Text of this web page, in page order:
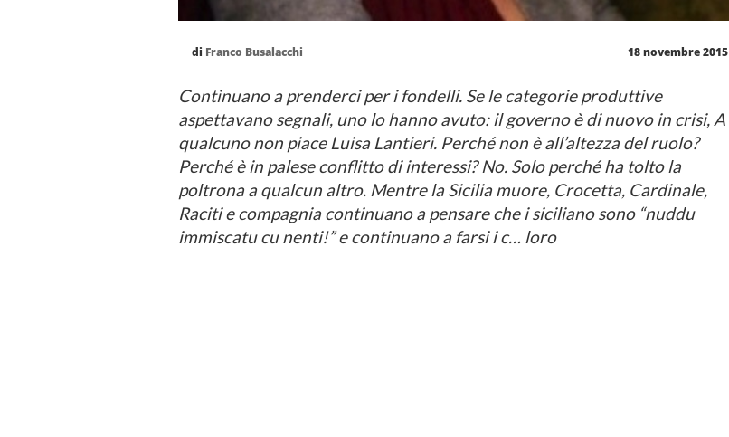
di Franco Busalacchi 18 novembre 2015
Continuano a prenderci per i fondelli. Se le categorie produttive
aspettavano segnali, uno lo hanno avuto: il governo è di nuovo in crisi, A
qualcuno non piace Luisa Lantieri. Perché non è all’altezza del ruolo?
Perché è in palese conflitto di interessi? No. Solo perché ha tolto la
poltrona a qualcun altro. Mentre la Sicilia muore, Crocetta, Cardinale,
Raciti e compagnia continuano a pensare che i siciliano sono “nuddu
immiscatu cu nenti!” e continuano a farsi i c… loro